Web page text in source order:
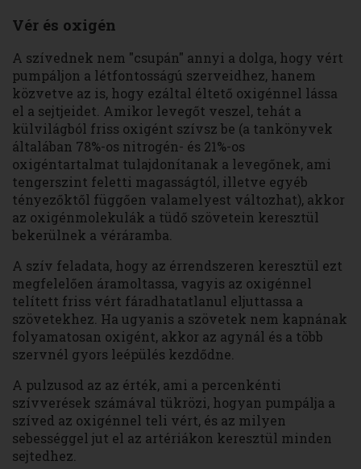
Vér és oxigén
A szívednek nem "csupán" annyi a dolga, hogy vért
pumpáljon a létfontosságú szerveidhez, hanem
közvetve az is, hogy ezáltal éltető oxigénnel lássa
el a sejtjeidet. Amikor levegőt veszel, tehát a
külvilágból friss oxigént szívsz be (a tankönyvek
általában 78%-os nitrogén- és 21%-os
oxigéntartalmat tulajdonítanak a levegőnek, ami
tengerszint feletti magasságtól, illetve egyéb
tényezőktől függően valamelyest változhat), akkor
az oxigénmolekulák a tüdő szövetein keresztül
bekerülnek a véráramba.
A szív feladata, hogy az érrendszeren keresztül ezt
megfelelően áramoltassa, vagyis az oxigénnel
telített friss vért fáradhatatlanul eljuttassa a
szövetekhez. Ha ugyanis a szövetek nem kapnának
folyamatosan oxigént, akkor az agynál és a több
szervnél gyors leépülés kezdődne.
A pulzusod az az érték, ami a percenkénti
szívverések számával tükrözi, hogyan pumpálja a
szíved az oxigénnel teli vért, és az milyen
sebességgel jut el az artériákon keresztül minden
sejtedhez.